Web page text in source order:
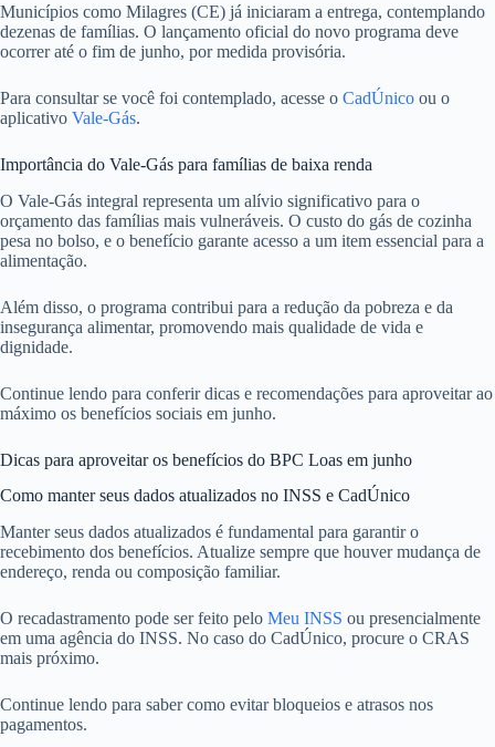
Municípios como Milagres (CE) já iniciaram a entrega, contemplando
dezenas de famílias. O lançamento oficial do novo programa deve
ocorrer até o fim de junho, por medida provisória.
Para consultar se você foi contemplado, acesse o CadÚnico ou o
aplicativo Vale-Gás.
Importância do Vale-Gás para famílias de baixa renda
O Vale-Gás integral representa um alívio significativo para o
orçamento das famílias mais vulneráveis. O custo do gás de cozinha
pesa no bolso, e o benefício garante acesso a um item essencial para a
alimentação.
Além disso, o programa contribui para a redução da pobreza e da
insegurança alimentar, promovendo mais qualidade de vida e
dignidade.
Continue lendo para conferir dicas e recomendações para aproveitar ao
máximo os benefícios sociais em junho.
Dicas para aproveitar os benefícios do BPC Loas em junho
Como manter seus dados atualizados no INSS e CadÚnico
Manter seus dados atualizados é fundamental para garantir o
recebimento dos benefícios. Atualize sempre que houver mudança de
endereço, renda ou composição familiar.
O recadastramento pode ser feito pelo Meu INSS ou presencialmente
em uma agência do INSS. No caso do CadÚnico, procure o CRAS
mais próximo.
Continue lendo para saber como evitar bloqueios e atrasos nos
pagamentos.